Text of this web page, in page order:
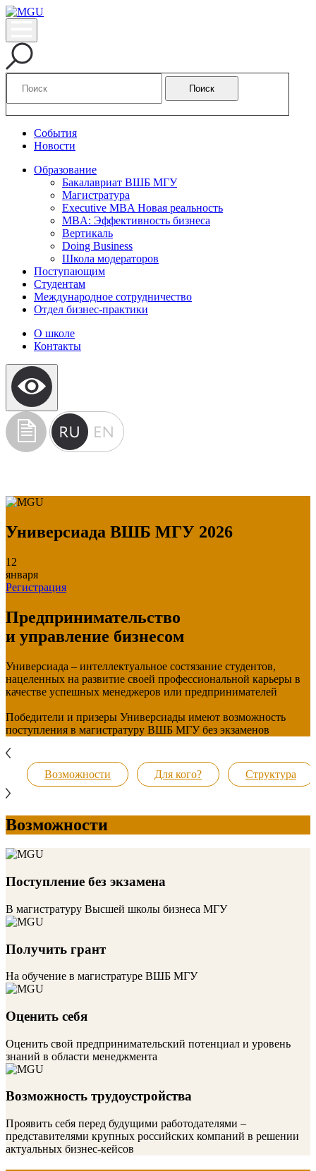
Поиск
События
Новости
Образование
Бакалавриат ВШБ МГУ
Магистратура
Executive MBA Новая реальность
MBA: Эффективность бизнеса
Вертикаль
Doing Business
Школа модераторов
Поступающим
Студентам
Международное сотрудничество
Отдел бизнес-практики
О школе
Контакты
Универсиада ВШБ МГУ 2026
12
января
Регистрация
Предпринимательство
и управление бизнесом
Универсиада – интеллектуальное состязание студентов,
нацеленных на развитие своей профессиональной карьеры в
качестве успешных менеджеров или предпринимателей
Победители и призеры Универсиады имеют возможность
поступления в магистратуру ВШБ МГУ без экзаменов
Возможности Для кого? Структура
Возможности
Поступление без экзамена
В магистратуру Высшей школы бизнеса МГУ
Получить грант
На обучение в магистратуре ВШБ МГУ
Оценить себя
Оценить свой предпринимательский потенциал и уровень
знаний в области менеджмента
Возможность трудоустройства
Проявить себя перед будущими работодателями –
представителями крупных российских компаний в решении
актуальных бизнес-кейсов